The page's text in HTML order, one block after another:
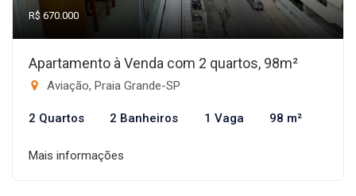
R$ 670.000
Apartamento à Venda com 2 quartos, 98m²
Aviação, Praia Grande-SP
2 Quartos 2 Banheiros 1 Vaga 98 m²
Mais informações